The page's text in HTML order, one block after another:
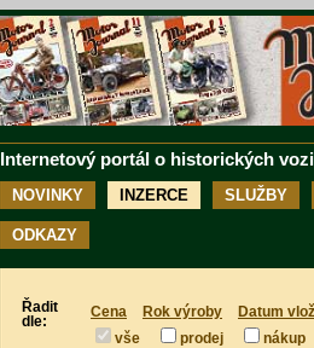
Internetový portál o historických
NOVINKY INZERCE SLUŽBY
ODKAZY
Řadit
dle:
Cena Rok výroby
Datum
vše
prodej
nákup